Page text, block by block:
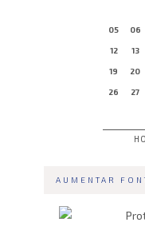
05 06
12 13
19 20
26 27
AUMENTAR